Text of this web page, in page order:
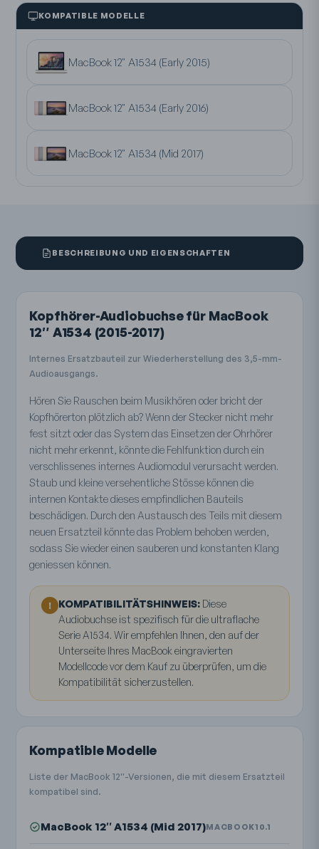
KOMPATIBLE MODELLE
MacBook 12" A1534 (Early 2015)
MacBook 12" A1534 (Early 2016)
MacBook 12" A1534 (Mid 2017)
BESCHREIBUNG UND EIGENSCHAFTEN
Kopfhörer-Audiobuchse für MacBook
12″ A1534 (2015-2017)
Internes Ersatzbauteil zur Wiederherstellung des 3,5-mm-
Audioausgangs.
Hören Sie Rauschen beim Musikhören oder bricht der
Kopfhörerton plötzlich ab? Wenn der Stecker nicht mehr
fest sitzt oder das System das Einsetzen der Ohrhörer
nicht mehr erkennt, könnte die Fehlfunktion durch ein
verschlissenes internes Audiomodul verursacht werden.
Staub und kleine versehentliche Stösse können die
internen Kontakte dieses empfindlichen Bauteils
beschädigen. Durch den Austausch des Teils mit diesem
neuen Ersatzteil könnte das Problem behoben werden,
sodass Sie wieder einen sauberen und konstanten Klang
geniessen können.
! KOMPATIBILITÄTSHINWEIS: Diese
Audiobuchse ist spezifisch für die ultraflache
Serie A1534. Wir empfehlen Ihnen, den auf der
Unterseite Ihres MacBook eingravierten
Modellcode vor dem Kauf zu überprüfen, um die
Kompatibilität sicherzustellen.
Kompatible Modelle
Liste der MacBook 12″-Versionen, die mit diesem Ersatzteil
kompatibel sind.
MacBook 12″ A1534 (Mid 2017)MACBOOK10.1